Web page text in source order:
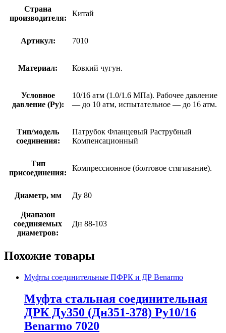
Страна
производителя:
Китай
Артикул: 7010
Материал: Ковкий чугун.
Условное
давление (Ру):
10/16 атм (1.0/1.6 МПа). Рабочее давление
— до 10 атм, испытательное — до 16 атм.
Тип/модель
соединения:
Патрубок Фланцевый Раструбный
Компенсационный
Тип
присоединения:
Компрессионное (болтовое стягивание).
Диаметр, мм Ду 80
Диапазон
соединяемых
диаметров:
Дн 88-103
Похожие товары
Муфты соединительные ПФРК и ДР Benarmo
Муфта стальная соединительная
ДРК Ду350 (Дн351-378) Ру10/16
Benarmo 7020